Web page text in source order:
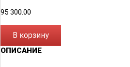
95 300.00
В корзину
ОПИСАНИЕ